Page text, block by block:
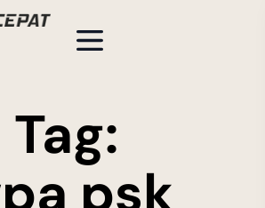
Tag:
psk